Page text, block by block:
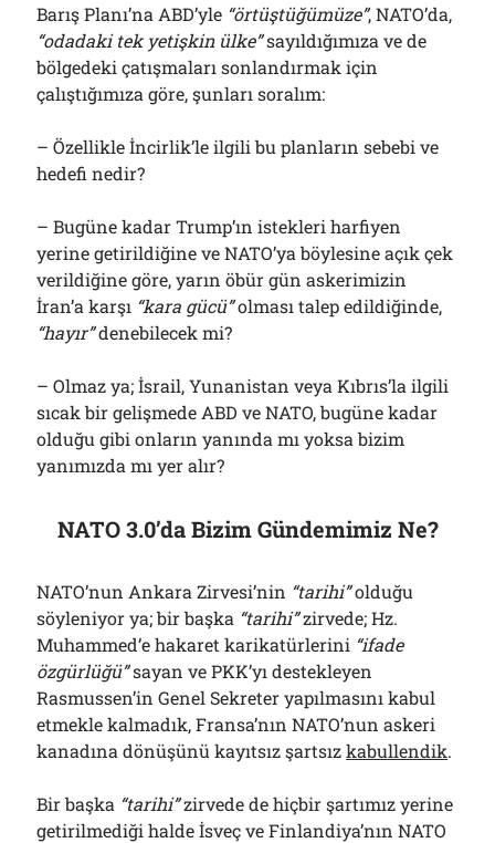
Barış Planı’na ABD’yle “örtüştüğümüze”, NATO’da,
“odadaki tek yetişkin ülke”sayıldığımıza ve de
bölgedeki çatışmaları sonlandırmak için
çalıştığımıza göre, şunları soralım:
– Özellikle İncirlik’le ilgili bu planların sebebi ve
hedefi nedir?
– Bugüne kadar Trump’ın istekleri harfiyen
yerine getirildiğine ve NATO’ya böylesine açık çek
verildiğine göre, yarın öbür gün askerimizin
İran’a karşı “kara gücü”olması talep edildiğinde,
“hayır”denebilecek mi?
– Olmaz ya; İsrail, Yunanistan veya Kıbrıs’la ilgili
sıcak bir gelişmede ABD ve NATO, bugüne kadar
olduğu gibi onların yanında mı yoksa bizim
yanımızda mı yer alır?
NATO 3.0’da Bizim Gündemimiz Ne?
NATO’nun Ankara Zirvesi’nin “tarihi”olduğu
söyleniyor ya; bir başka “tarihi”zirvede; Hz.
Muhammed’e hakaret karikatürlerini “ifade
özgürlüğü”sayan ve PKK’yı destekleyen
Rasmussen’in Genel Sekreter yapılmasını kabul
etmekle kalmadık, Fransa’nın NATO’nun askeri
kanadına dönüşünü kayıtsız şartsızkabullendik.
Bir başka “tarihi”zirvede de hiçbir şartımız yerine
getirilmediği halde İsveç ve Finlandiya’nın NATO